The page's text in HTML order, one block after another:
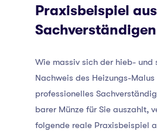
Praxisbeispiel
Wie massiv sich der hieb- und
Nachweis des Heizungs-
professionelles
barer Münze für Sie auszahlt,
folgende reale Praxisbeispiel